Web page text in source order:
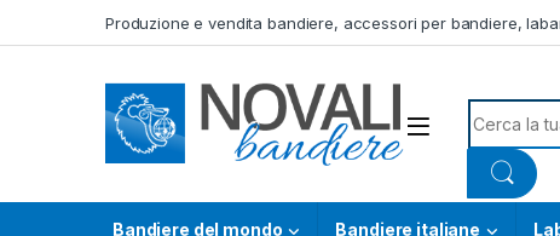
Produzione e vendita bandiere, accessori per bandiere,
Search
Bandiere del mondo Bandiere italiane